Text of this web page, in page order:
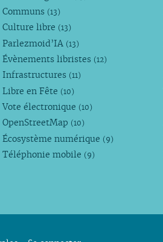
Communs (13)
Culture libre (13)
Parlezmoid’IA (13)
Évènements libristes (12)
Infrastructures (11)
Libre en Fête (10)
Vote électronique (10)
OpenStreetMap (10)
Écosystème numérique (9)
Téléphonie mobile (9)